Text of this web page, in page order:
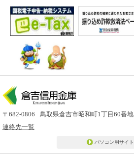
〒682-0806
鳥取県倉吉市昭和町1丁目60番地
連絡先一覧
パソコン用サイト